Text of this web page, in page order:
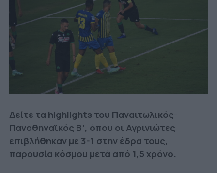
Δείτε τα highlights του Παναιτωλικός-
Παναθηναϊκός Β’, όπου οι Αγρινιώτες
επιβλήθηκαν με 3-1 στην έδρα τους,
παρουσία κόσμου μετά από 1,5 χρόνο.